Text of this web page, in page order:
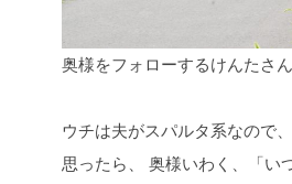
奥様をフォローするけんたさん
ウチは夫がスパルタ系なので
思ったら、
奥様いわく、「い